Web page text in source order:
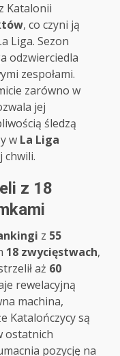
Katalonii
, co czyni ją
Liga. Sezon
odzwierciedla
zespołami.
zarówno w
jej
śledzą
w La Liga
chwili.
z 18
z 55
18 zwycięstwach,
aż 60
rewelacyjną
machina,
Katalończycy są
ostatnich
pozycję na